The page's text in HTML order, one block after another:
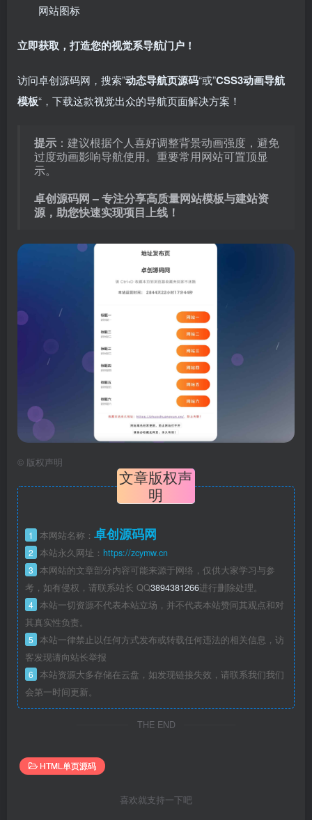
网站图标
立即获取，打造您的视觉系导航门户！
访问卓创源码网，搜索”动态导航页源码“或”CSS3动画导航
模板“，下载这款视觉出众的导航页面解决方案！
提示 ：建议根据个人喜好调整背景动画强度，避免
过度动画影响导航使用。重要常用网站可置顶显
示。
卓创源码网 – 专注分享高质量网站模板与建站资
源，助您快速实现项目上线！
© 版权声明
文章版权声
明
1 本网站名称： 卓创源码网
2 本站永久网址： https://zcymw.cn
3 本网站的文章部分内容可能来源于网络，仅供大家学习与参
考，如有侵权，请联系站长 QQ3894381266进行删除处理。
4 本站一切资源不代表本站立场，并不代表本站赞同其观点和对
其真实性负责。
5 本站一律禁止以任何方式发布或转载任何违法的相关信息，访
客发现请向站长举报
6 本站资源大多存储在云盘，如发现链接失效，请联系我们我们
会第一时间更新。
THE END
HTML单页源码
喜欢就支持一下吧